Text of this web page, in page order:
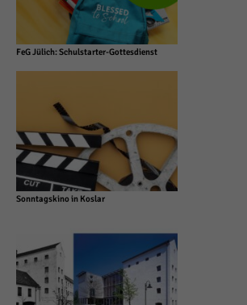
FeG Jülich: Schulstarter-Gottesdienst
Sonntagskino in Koslar